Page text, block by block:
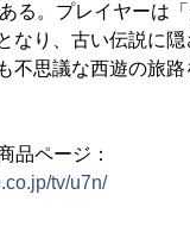
る。プレイヤーは
なり、古い伝説に
不思議な西遊の旅路
品ページ：
tv/u7n/